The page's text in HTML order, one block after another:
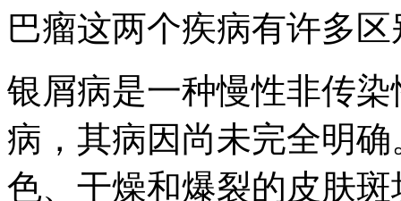
巴瘤这两个疾病有许多区
银屑病是一种慢性非传
病，其病因尚未完全明
色、干燥和爆裂的皮肤